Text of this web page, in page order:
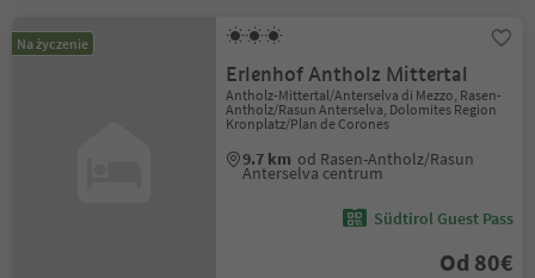
Na życzenie
Erlenhof Antholz Mittertal
Antholz-Mittertal/Anterselva di Mezzo, Rasen-
Antholz/Rasun Anterselva, Dolomites Region
Kronplatz/Plan de Corones
9.7 km od Rasen-Antholz/Rasun
Anterselva centrum
Südtirol Guest Pass
Od 80€